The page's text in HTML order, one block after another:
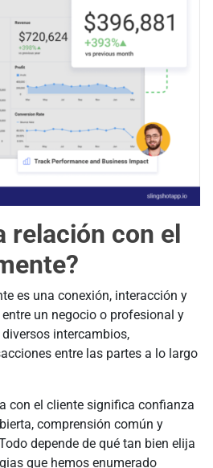
relación con el
es una conexión, interacción y
un negocio o profesional y
intercambios,
entre las partes a lo largo
con el cliente significa confianza
comprensión común y
depende de qué tan bien elija
que hemos enumerado